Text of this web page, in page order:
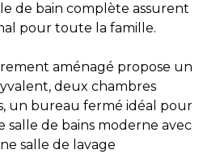
de bain complète assurent
pour toute la famille.
aménagé propose un
deux chambres
un bureau fermé idéal pour
salle de bains moderne avec
salle de lavage